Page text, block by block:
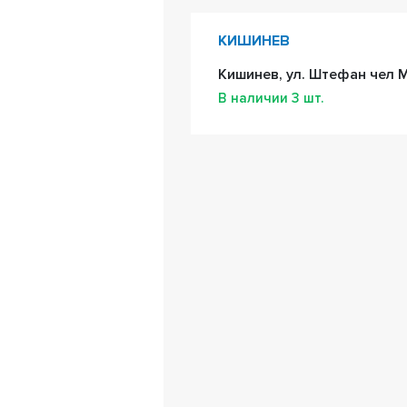
КИШИНЕВ
Кишинев, ул. Штефан чел
В наличии 3 шт.